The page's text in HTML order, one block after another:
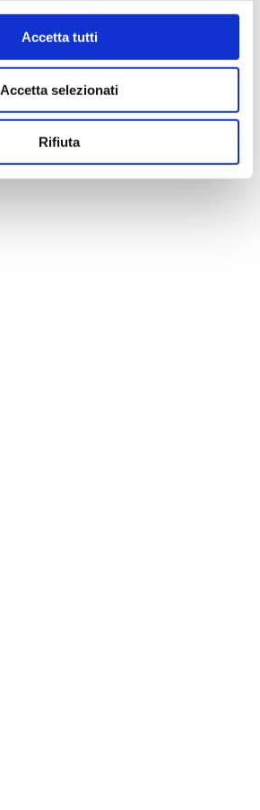
Accetta tutti
Accetta selezionati
Rifiuta